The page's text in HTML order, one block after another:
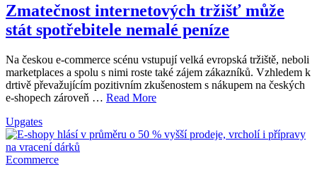
Zmatečnost internetových tržišť může
stát spotřebitele nemalé peníze
Na českou e-commerce scénu vstupují velká evropská tržiště, neboli
marketplaces a spolu s nimi roste také zájem zákazníků. Vzhledem k
drtivě převažujícím pozitivním zkušenostem s nákupem na českých
e-shopech zároveň … Read More
Upgates
Ecommerce